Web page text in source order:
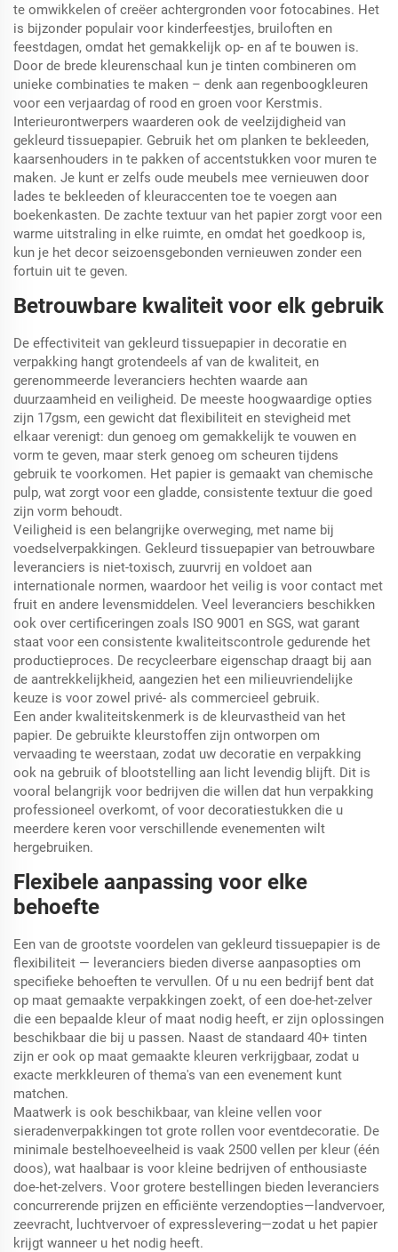
te omwikkelen of creëer achtergronden voor fotocabines. Het
is bijzonder populair voor kinderfeestjes, bruiloften en
feestdagen, omdat het gemakkelijk op- en af te bouwen is.
Door de brede kleurenschaal kun je tinten combineren om
unieke combinaties te maken – denk aan regenboogkleuren
voor een verjaardag of rood en groen voor Kerstmis.
Interieurontwerpers waarderen ook de veelzijdigheid van
gekleurd tissuepapier. Gebruik het om planken te bekleeden,
kaarsenhouders in te pakken of accentstukken voor muren te
maken. Je kunt er zelfs oude meubels mee vernieuwen door
lades te bekleeden of kleuraccenten toe te voegen aan
boekenkasten. De zachte textuur van het papier zorgt voor een
warme uitstraling in elke ruimte, en omdat het goedkoop is,
kun je het decor seizoensgebonden vernieuwen zonder een
fortuin uit te geven.
Betrouwbare kwaliteit voor elk gebruik
De effectiviteit van gekleurd tissuepapier in decoratie en
verpakking hangt grotendeels af van de kwaliteit, en
gerenommeerde leveranciers hechten waarde aan
duurzaamheid en veiligheid. De meeste hoogwaardige opties
zijn 17gsm, een gewicht dat flexibiliteit en stevigheid met
elkaar verenigt: dun genoeg om gemakkelijk te vouwen en
vorm te geven, maar sterk genoeg om scheuren tijdens
gebruik te voorkomen. Het papier is gemaakt van chemische
pulp, wat zorgt voor een gladde, consistente textuur die goed
zijn vorm behoudt.
Veiligheid is een belangrijke overweging, met name bij
voedselverpakkingen. Gekleurd tissuepapier van betrouwbare
leveranciers is niet-toxisch, zuurvrij en voldoet aan
internationale normen, waardoor het veilig is voor contact met
fruit en andere levensmiddelen. Veel leveranciers beschikken
ook over certificeringen zoals ISO 9001 en SGS, wat garant
staat voor een consistente kwaliteitscontrole gedurende het
productieproces. De recycleerbare eigenschap draagt bij aan
de aantrekkelijkheid, aangezien het een milieuvriendelijke
keuze is voor zowel privé- als commercieel gebruik.
Een ander kwaliteitskenmerk is de kleurvastheid van het
papier. De gebruikte kleurstoffen zijn ontworpen om
vervaading te weerstaan, zodat uw decoratie en verpakking
ook na gebruik of blootstelling aan licht levendig blijft. Dit is
vooral belangrijk voor bedrijven die willen dat hun verpakking
professioneel overkomt, of voor decoratiestukken die u
meerdere keren voor verschillende evenementen wilt
hergebruiken.
Flexibele aanpassing voor elke
behoefte
Een van de grootste voordelen van gekleurd tissuepapier is de
flexibiliteit — leveranciers bieden diverse aanpasopties om
specifieke behoeften te vervullen. Of u nu een bedrijf bent dat
op maat gemaakte verpakkingen zoekt, of een doe-het-zelver
die een bepaalde kleur of maat nodig heeft, er zijn oplossingen
beschikbaar die bij u passen. Naast de standaard 40+ tinten
zijn er ook op maat gemaakte kleuren verkrijgbaar, zodat u
exacte merkkleuren of thema's van een evenement kunt
matchen.
Maatwerk is ook beschikbaar, van kleine vellen voor
sieradenverpakkingen tot grote rollen voor eventdecoratie. De
minimale bestelhoeveelheid is vaak 2500 vellen per kleur (één
doos), wat haalbaar is voor kleine bedrijven of enthousiaste
doe-het-zelvers. Voor grotere bestellingen bieden leveranciers
concurrerende prijzen en efficiënte verzendopties—landvervoer,
zeevracht, luchtvervoer of expresslevering—zodat u het papier
krijgt wanneer u het nodig heeft.